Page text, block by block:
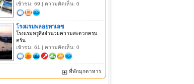
เข้าชม: 69 | ความคิดเห็น: 0
โรงแรมพลอยพาเลซ
โรงแรมหรูสิ่งอำนวยความสะดวกครบ
ครัน
เข้าชม: 61 | ความคิดเห็น: 0
ที่พักมุกดาหาร